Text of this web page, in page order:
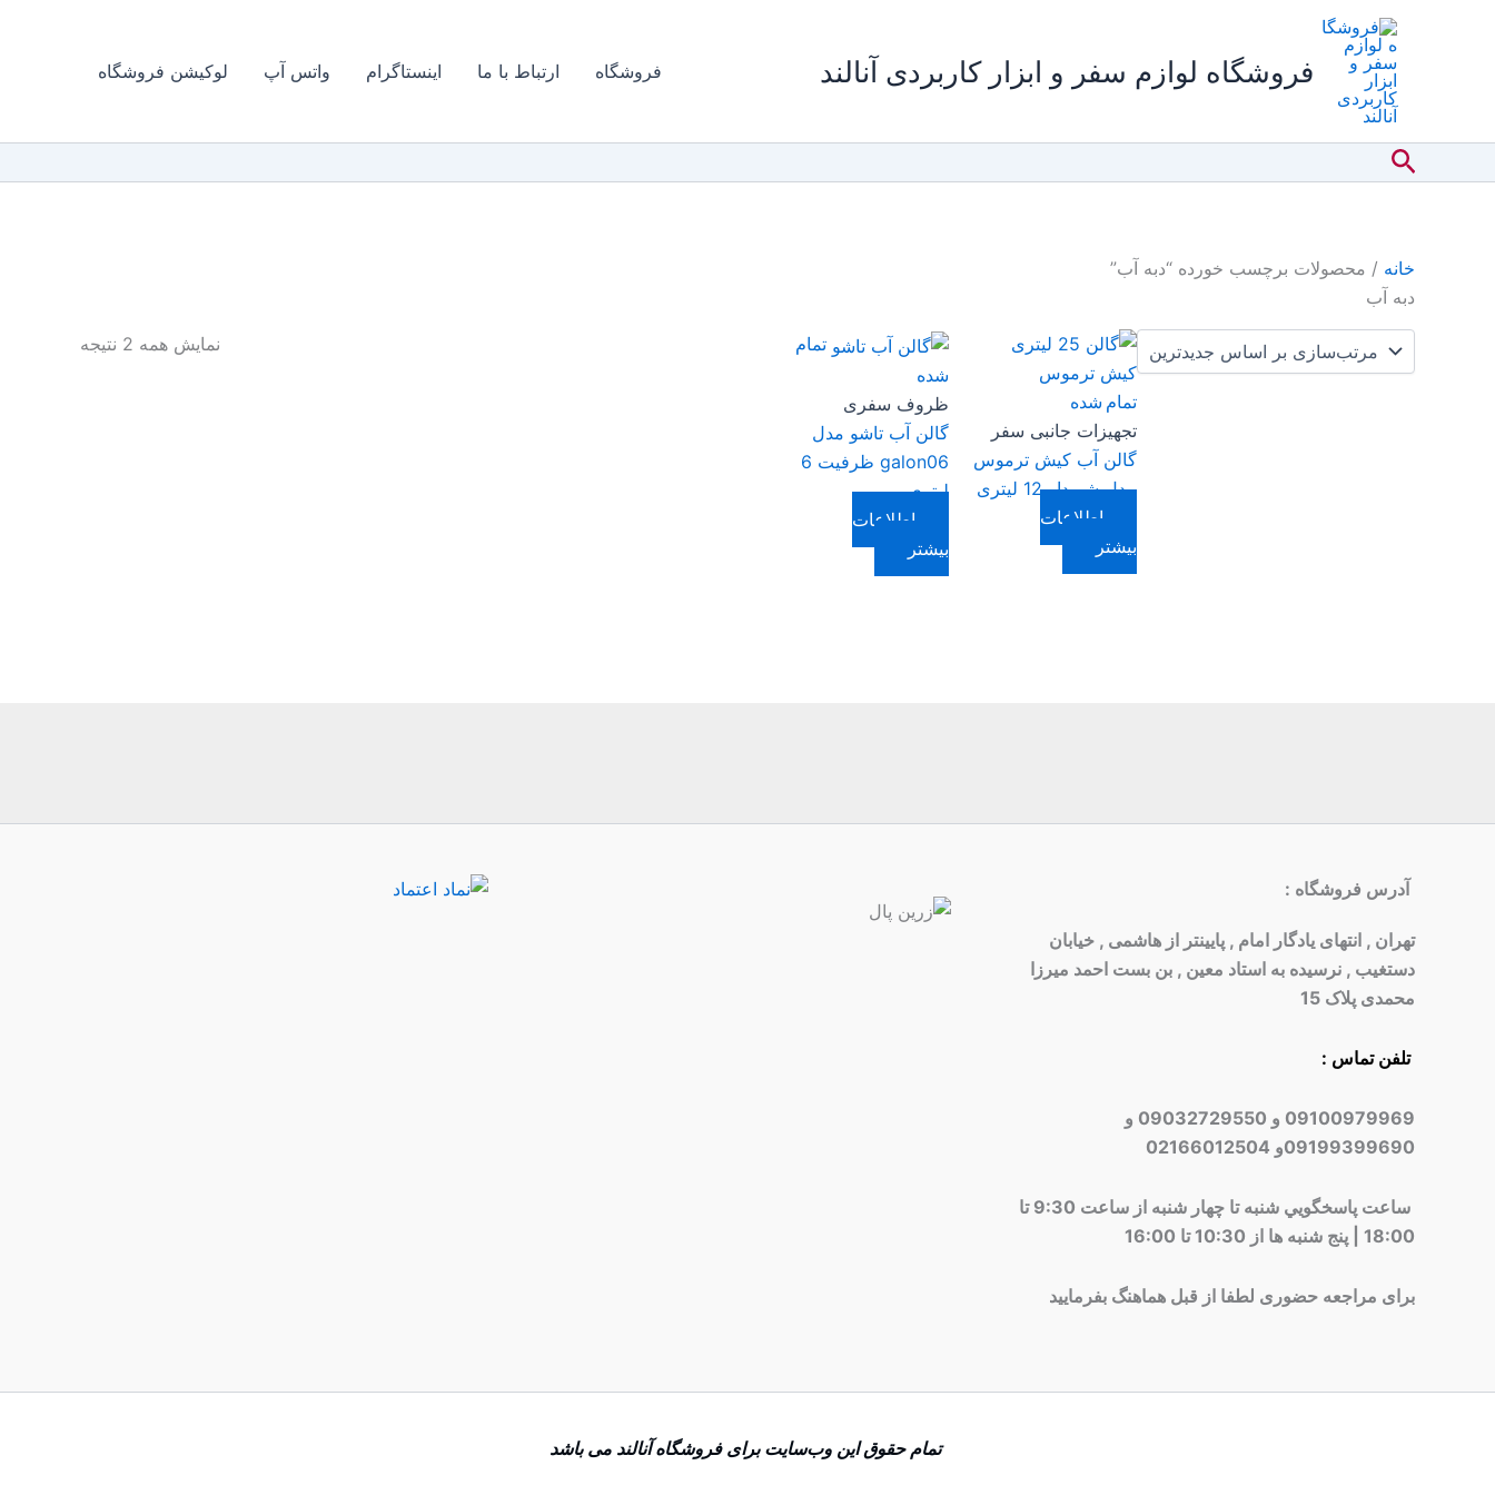
فروشگاه لوازم سفر و ابزار کاربردی آنالند فروشگاه ارتباط با ما اینستاگرام واتس آپ لوکیشن فروشگاه
جستجو
خانه / محصولات برچسب خورده “دبه آب”
دبه آب
نمایش همه 2 نتیجه
تمام شده
تجهیزات جانبی سفر
گالن آب کیش ترموس
مدل شیردار 12 لیتری
اطلاعات
بیشتر
تمام
شده
ظروف سفری
گالن آب تاشو مدل
galon06 ظرفیت 6
لیتری
اطلاعات
بیشتر
آدرس فروشگاه :
تهران , انتهای یادگار امام , پایینتر از هاشمی , خیابان
دستغیب , نرسیده به استاد معین , بن بست احمد میرزا
محمدی پلاک 15
تلفن تماس :
09100979969 و 09032729550 و
09199399690و 02166012504
ساعت پاسخگويي شنبه تا چهار شنبه از ساعت 9:30 تا
18:00 | پنج شنبه ها از 10:30 تا 16:00
برای مراجعه حضوری لطفا از قبل هماهنگ بفرمایید
تمام حقوق اين وب‌سايت برای فروشگاه آنالند می باشد